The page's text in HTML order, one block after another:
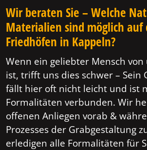
Wir beraten Sie – Welche
Materialien sind möglich auf
Friedhöfen in Kappeln?
Wenn ein geliebter Mensch von
ist, trifft uns dies schwer – Sein
fällt hier oft nicht leicht und ist
Formalitäten verbunden. Wir
offenen Anliegen vorab &
Prozesses der Grabgestaltung
erledigen alle Formalitäten für